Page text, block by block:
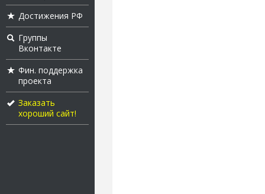
Достижения РФ
Группы
Вконтакте
Фин. поддержка
проекта
Заказать
хороший сайт!